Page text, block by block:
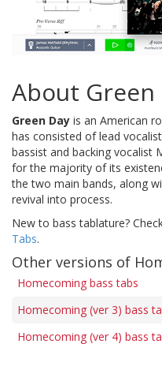
About Green
Green Day is an American
has consisted of lead
bassist and backing vocalist
for the majority of its
the two main bands, along
revival into process.
New to bass tablature?
Tabs.
Other versions of
Homecoming bass tabs
Homecoming (ver 3) bass
Homecoming (ver 4) bass